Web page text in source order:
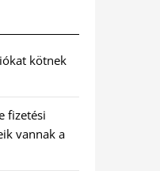
kötnek
fizetési
vannak a